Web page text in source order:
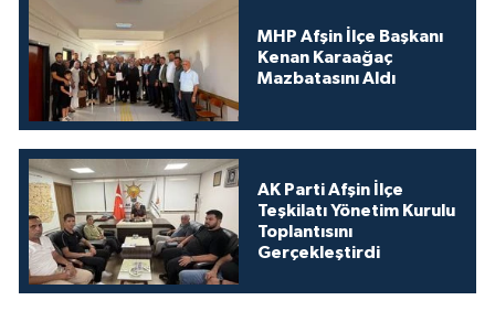
MHP Afşin İlçe Başkanı
Kenan Karaağaç
Mazbatasını Aldı
AK Parti Afşin İlçe
Teşkilatı Yönetim Kurulu
Toplantısını
Gerçekleştirdi